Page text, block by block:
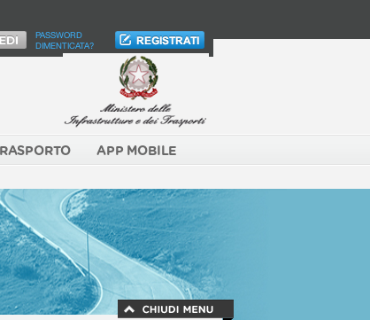
PASSWORD
DIMENTICATA?
APP MOBILE